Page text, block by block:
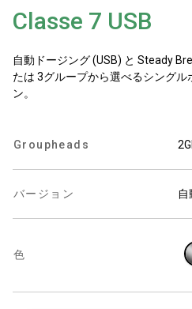
Classe 7 USB
自動ドージング (USB) と Steady
たは 3グループから選べるシング
ン。
Groupheads
バージョン 自
色
接続
お問い合わせ
プライバシーポリシー